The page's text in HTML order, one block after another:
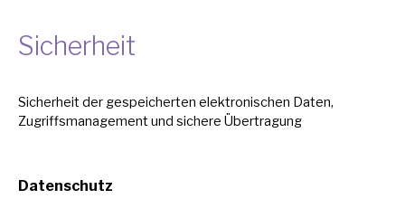
Sicherheit
Sicherheit der gespeicherten elektronischen Daten,
Zugriffsmanagement und sichere Übertragung
Datenschutz